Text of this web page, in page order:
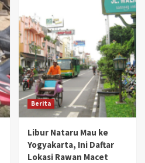
Berita
Libur Nataru Mau ke
Yogyakarta, Ini Daftar
Lokasi Rawan Macet